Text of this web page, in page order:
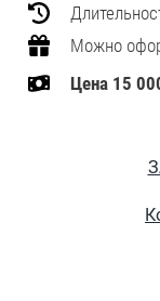
Можно
Цена 15